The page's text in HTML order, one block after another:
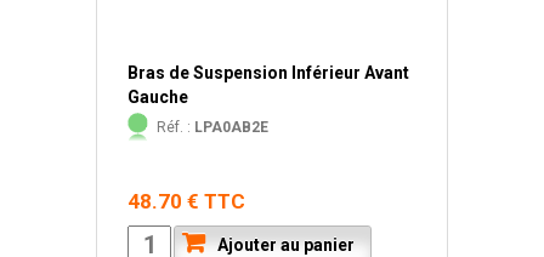
Bras de Suspension Inférieur Avant
Gauche
Réf. : LPA0AB2E
48.70 € TTC
Ajouter au panier